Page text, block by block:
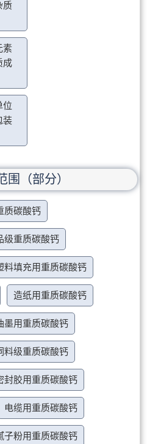
质
素
成
位
装
围（部分）
质碳酸钙
级重质碳酸钙
料填充用重质碳酸钙
造纸用重质碳酸钙
墨用重质碳酸钙
料级重质碳酸钙
封胶用重质碳酸钙
电缆用重质碳酸钙
子粉用重质碳酸钙